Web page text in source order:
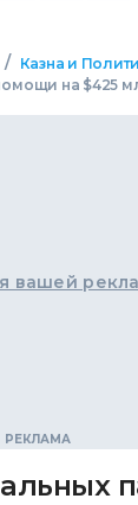
/ Казна и
на $425
вашей